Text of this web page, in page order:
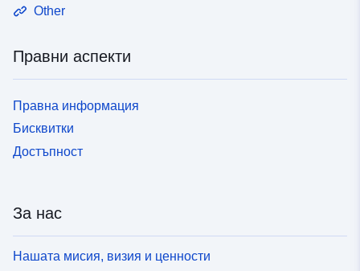
Other
Правни аспекти
Правна информация
Бисквитки
Достъпност
За нас
Нашата мисия, визия и ценности